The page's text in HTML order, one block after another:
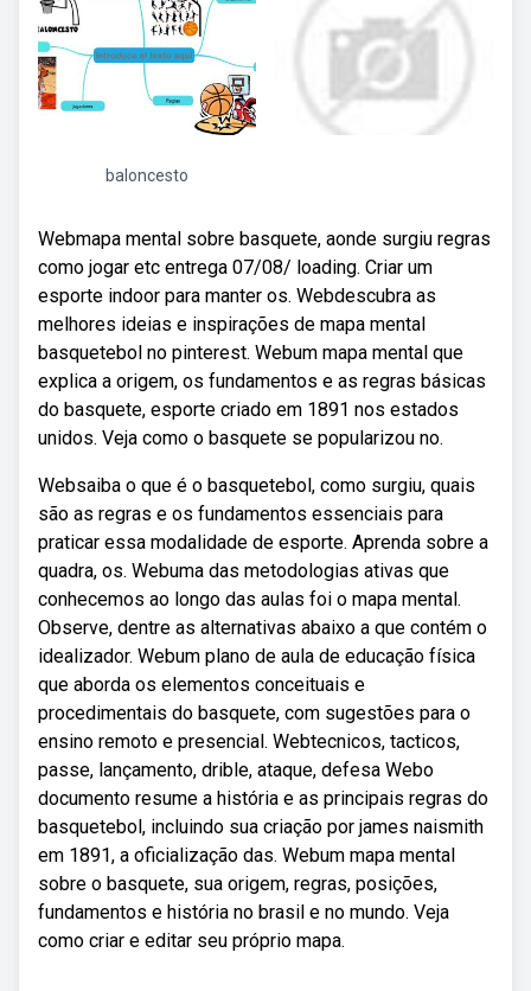
baloncesto
Webmapa mental sobre basquete, aonde surgiu regras
como jogar etc entrega 07/08/ loading. Criar um
esporte indoor para manter os. Webdescubra as
melhores ideias e inspirações de mapa mental
basquetebol no pinterest. Webum mapa mental que
explica a origem, os fundamentos e as regras básicas
do basquete, esporte criado em 1891 nos estados
unidos. Veja como o basquete se popularizou no.
Websaiba o que é o basquetebol, como surgiu, quais
são as regras e os fundamentos essenciais para
praticar essa modalidade de esporte. Aprenda sobre a
quadra, os. Webuma das metodologias ativas que
conhecemos ao longo das aulas foi o mapa mental.
Observe, dentre as alternativas abaixo a que contém o
idealizador. Webum plano de aula de educação física
que aborda os elementos conceituais e
procedimentais do basquete, com sugestões para o
ensino remoto e presencial. Webtecnicos, tacticos,
passe, lançamento, drible, ataque, defesa Webo
documento resume a história e as principais regras do
basquetebol, incluindo sua criação por james naismith
em 1891, a oficialização das. Webum mapa mental
sobre o basquete, sua origem, regras, posições,
fundamentos e história no brasil e no mundo. Veja
como criar e editar seu próprio mapa.